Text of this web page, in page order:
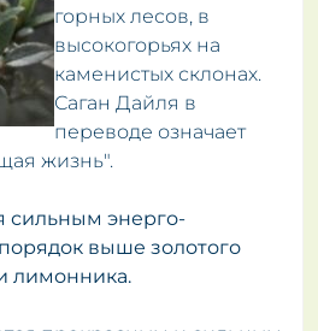
горных лесов, в
высокогорьях на
каменистых склонах.
Саган Дайля в
переводе означает
жизнь".
сильным энерго-
выше золотого
лимонника.